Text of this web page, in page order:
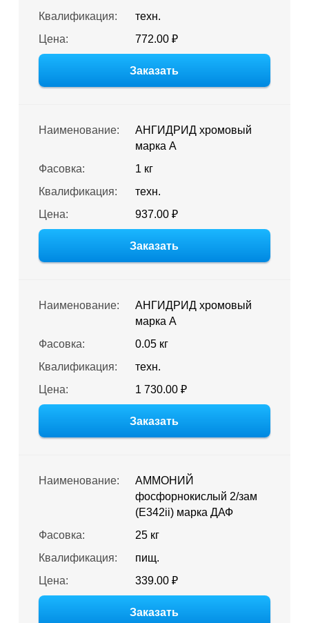
Квалификация:
техн.
Цена:
772.00 ₽
Заказать
Наименование:
АНГИДРИД хромовый
марка А
Фасовка:
1 кг
Квалификация:
техн.
Цена:
937.00 ₽
Заказать
Наименование:
АНГИДРИД хромовый
марка А
Фасовка:
0.05 кг
Квалификация:
техн.
Цена:
1 730.00 ₽
Заказать
Наименование:
АММОНИЙ
фосфорнокислый 2/зам
(E342ii) марка ДАФ
Фасовка:
25 кг
Квалификация:
пищ.
Цена:
339.00 ₽
Заказать